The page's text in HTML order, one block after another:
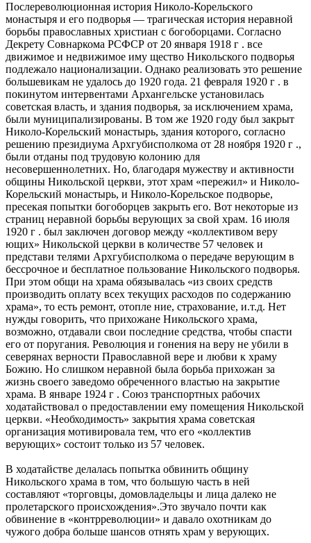
Послереволюционная история Николо-Корельского
монастыря и его подворья — трагическая история неравной
борьбы православных христиан с богоборцами. Согласно
Декрету Совнаркома РСФСР от 20 января 1918 г . все
движимое и недвижимое иму щество Никольского подворья
подлежало национализации. Однако реализовать это решение
большевикам не удалось до 1920 года. 21 февраля 1920 г . в
покинутом интервентами Архангельске установилась
советская власть, и здания подворья, за исключением храма,
были муниципализированы. В том же 1920 году был закрыт
Николо-Корельский монастырь, здания которого, согласно
решению президиума Архгубисполкома от 28 ноября 1920 г .,
были отданы под трудовую колонию для
несовершеннолетних. Но, благодаря мужеству и активности
общины Никольской церкви, этот храм «пережил» и Николо-
Корельский монастырь, и Николо-Корельское подворье,
пресекая попытки богоборцев закрыть его. Вот некоторые из
страниц неравной борьбы верующих за свой храм. 16 июля
1920 г . был заключен договор между «коллективом веру
ющих» Никольской церкви в количестве 57 человек и
представи телями Архгубисполкома о передаче верующим в
бессрочное и бесплатное пользование Никольского подворья.
При этом общи на храма обязывалась «из своих средств
производить оплату всех текущих расходов по содержанию
храма», то есть ремонт, отопле ние, страхование, и.т.д. Нет
нужды говорить, что прихожане Никольского храма,
возможно, отдавали свои последние средства, чтобы спасти
его от поругания. Революция и гонения на веру не убили в
северянах верности Православной вере и любви к храму
Божию. Но слишком неравной была борьба прихожан за
жизнь своего заведомо обреченного властью на закрытие
храма. В январе 1924 г . Союз транспортных рабочих
ходатайствовал о предоставлении ему помещения Никольской
церкви. «Необходимость» закрытия храма советская
организация мотивировала тем, что его «коллектив
верующих» состоит только из 57 человек.
В ходатайстве делалась попытка обвинить общину
Никольского храма в том, что большую часть в ней
составляют «торговцы, домовладельцы и лица далеко не
пролетарского происхождения».Это звучало почти как
обвинение в «контрреволюции» и давало охотникам до
чужого добра больше шансов отнять храм у верующих.